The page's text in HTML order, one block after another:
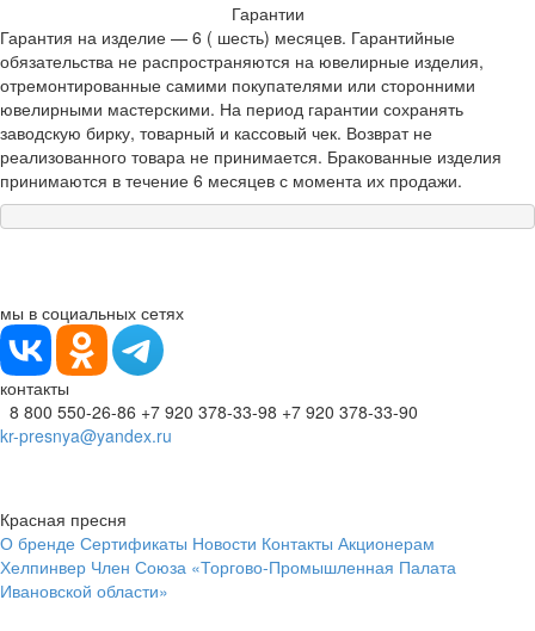
Гарантии
Гарантия на изделие — 6 ( шесть) месяцев. Гарантийные
обязательства не распространяются на ювелирные изделия,
отремонтированные самими покупателями или сторонними
ювелирными мастерскими. На период гарантии сохранять
заводскую бирку, товарный и кассовый чек. Возврат не
реализованного товара не принимается. Бракованные изделия
принимаются в течение 6 месяцев с момента их продажи.
мы в социальных сетях
контакты
8 800 550-26-86 +7 920 378-33-98 +7 920 378-33-90
kr-presnya@yandex.ru
Красная пресня
О бренде Сертификаты Новости Контакты Акционерам
Хелпинвер Член Союза «Торгово-Промышленная Палата
Ивановской области»